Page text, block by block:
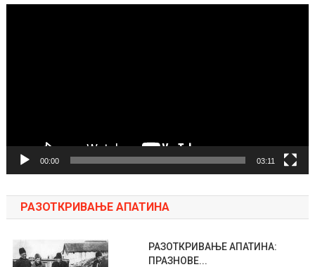
00:00 03:11
РАЗОТКРИВАЊЕ АПАТИНА
РАЗОТКРИВАЊЕ АПАТИНА:
ПРАЗНОВЕ...